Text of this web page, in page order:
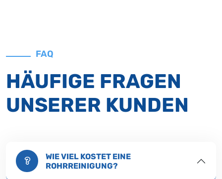
FAQ
HÄUFIGE FRAGEN
UNSERER KUNDEN
WIE VIEL KOSTET EINE
ROHRREINIGUNG?